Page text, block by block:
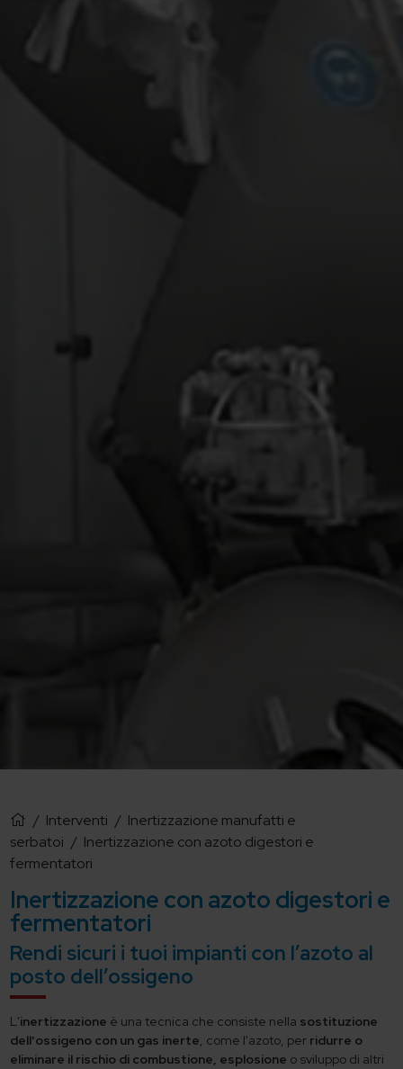
/ Interventi / Inertizzazione manufatti e
serbatoi / Inertizzazione con azoto digestori e
fermentatori
Inertizzazione con azoto digestori e
fermentatori
Rendi sicuri i tuoi impianti con l’azoto al
posto dell’ossigeno
L'inertizzazione è una tecnica che consiste nella sostituzione
dell'ossigeno con un gas inerte, come l'azoto, per ridurre o
eliminare il rischio di combustione, esplosione o sviluppo di altri